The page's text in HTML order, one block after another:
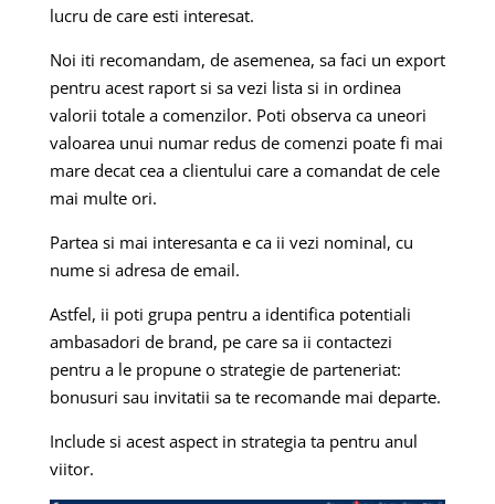
lucru de care esti interesat.
Noi iti recomandam, de asemenea, sa faci un export
pentru acest raport si sa vezi lista si in ordinea
valorii totale a comenzilor. Poti observa ca uneori
valoarea unui numar redus de comenzi poate fi mai
mare decat cea a clientului care a comandat de cele
mai multe ori.
Partea si mai interesanta e ca ii vezi nominal, cu
nume si adresa de email.
Astfel, ii poti grupa pentru a identifica potentiali
ambasadori de brand, pe care sa ii contactezi
pentru a le propune o strategie de parteneriat:
bonusuri sau invitatii sa te recomande mai departe.
Include si acest aspect in strategia ta pentru anul
viitor.